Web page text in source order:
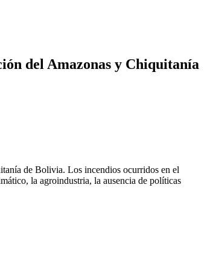
del Amazonas y Chiquitanía
de Bolivia. Los incendios ocurridos en el
la agroindustria, la ausencia de políticas